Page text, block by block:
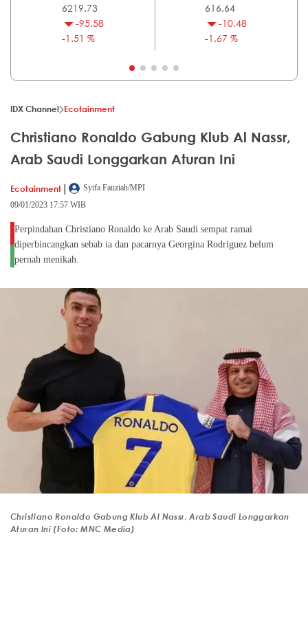
6219.73
-95.58
-1.51 %
616.64
-10.48
-1.67 %
IDX Channel Ecotainment
Christiano Ronaldo Gabung Klub Al Nassr,
Arab Saudi Longgarkan Aturan Ini
Ecotainment |
Syifa Fauziah/MPI
09/01/2023 17:57 WIB
Perpindahan Christiano Ronaldo ke Arab Saudi sempat ramai
diperbincangkan sebab ia dan pacarnya Georgina Rodriguez belum
pernah menikah.
Christiano Ronaldo Gabung Klub Al Nassr, Arab Saudi Longgarkan
Aturan Ini (Foto: MNC Media)